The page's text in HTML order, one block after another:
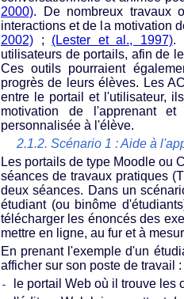
2000). De nombreux travaux
interactions et de la motivation
2002) ; (Lester et al., 1997).
utilisateurs de portails, afin de
Ces outils pourraient
progrès de leurs élèves. Les
entre le portail et l'utilisateur,
motivation de l'apprenant
personnalisée à l'élève.
2.1.2. Scénario 1 : Aide à
Les portails de type Moodle ou
séances de travaux pratiques
deux séances. Dans un
étudiant (ou binôme
télécharger les énoncés des
mettre en ligne, au fur et à
En prenant l'exemple d'un
afficher sur son poste de travail :
- le portail Web où il trouve les